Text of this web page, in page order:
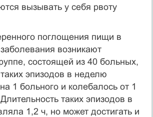
вызывать у себя рвоту
поглощения пищи в
воз­никают
состоящей из 40 больных,
эпи­зодов в неделю
1 больного и колебалось от 1
таких эпизодов в
1,2 ч, но может достигать и